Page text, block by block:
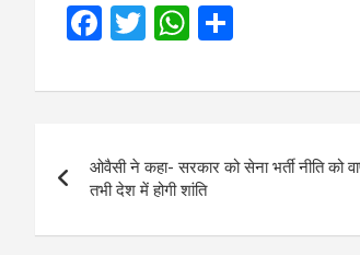
F
ce
o
o
k
T
tt
W
at
A
p
p
ar
navigation
ओवैसी ने कहा- सरकार को सेना भर्ती नीति को
तभी देश में होगी शांति